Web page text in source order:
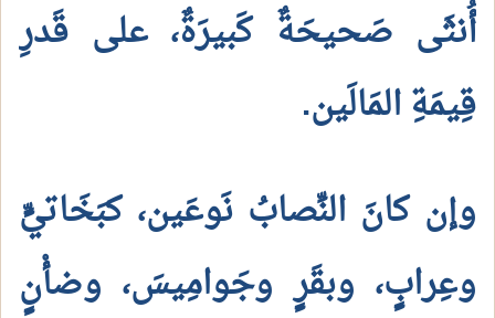
أُنثَى صَحيحَةٌ كَبيرَةٌ، على قَدرِ
قِيمَةِ المَالَين.
وإن كانَ النِّصابُ نَوعَين، كبَخَاتيٍّ
وعِرابٍ، وبقَرٍ وجَوامِيسَ، وضأْنٍ